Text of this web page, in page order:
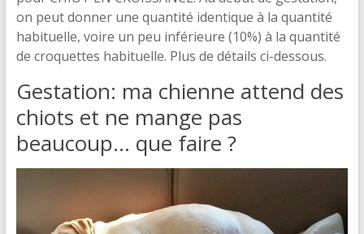
on peut donner une quantité identique à la quantité
habituelle, voire un peu inférieure (10%) à la quantité
de croquettes habituelle. Plus de détails ci-dessous.
Gestation: ma chienne attend des
chiots et ne mange pas
beaucoup… que faire ?